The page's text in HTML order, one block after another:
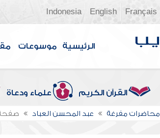
Français
English
Indonesia
الرئيسية موسوعات
القرآن الكريم علماء ودعاة
محاضرات مفرغة عبد المحسن العباد